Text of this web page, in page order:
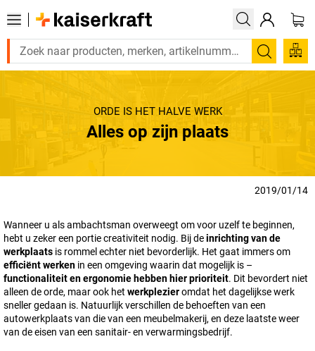
Zoeken
ORDE IS HET HALVE WERK
Alles op zijn plaats
2019/01/14
Wanneer u als ambachtsman overweegt om voor uzelf te beginnen,
hebt u zeker een portie creativiteit nodig. Bij deinrichting van de
werkplaats is rommel echter niet bevorderlijk. Het gaat immers om
efficiënt werken in een omgeving waarin dat mogelijk is –
functionaliteit en ergonomie hebben hier prioriteit. Dit bevordert niet
alleen de orde, maar ook het werkplezieromdat het dagelijkse werk
sneller gedaan is. Natuurlijk verschillen de behoeften van een
autowerkplaats van die van een meubelmakerij, en deze laatste weer
van de eisen van een sanitair- en verwarmingsbedrijf.